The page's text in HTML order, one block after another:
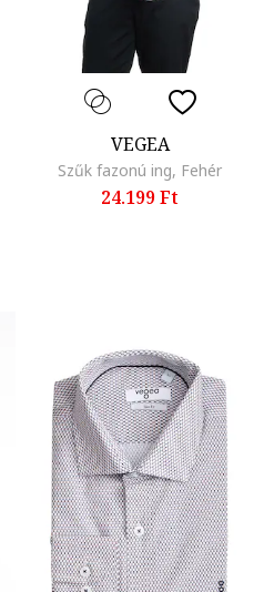
VEGEA
Szűk fazonú ing, Fehér
24.199 Ft